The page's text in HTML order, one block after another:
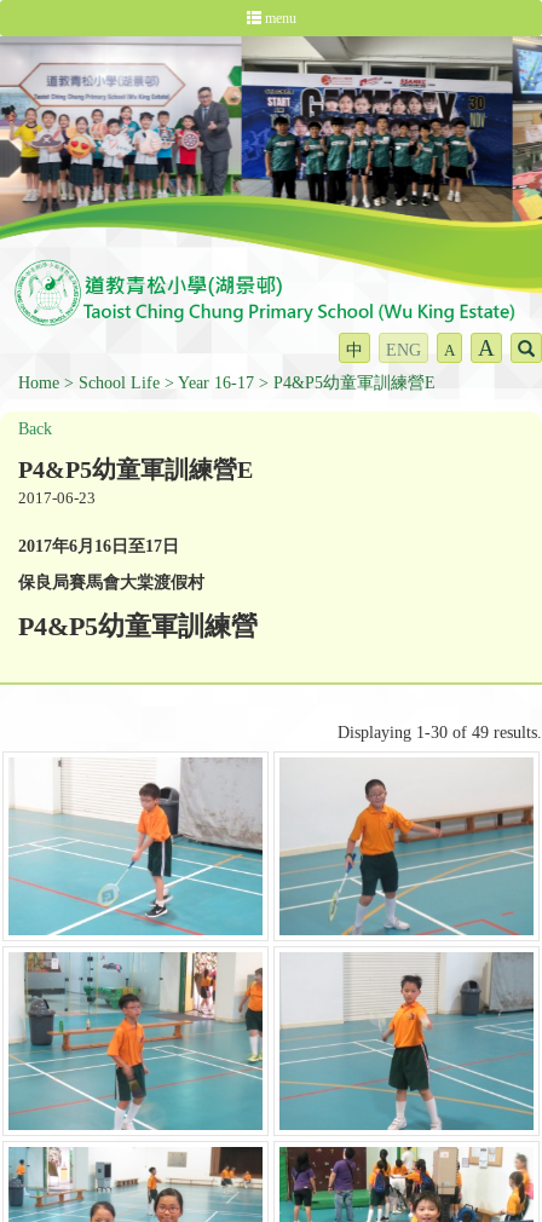
menu
中 ENG A A
Home School Life Year 16-17 P4&P5幼童軍訓練營E
Back
P4&P5幼童軍訓練營E
2017-06-23
2017年6月 16 日至17 日
保良局賽馬會大棠渡假村
P4&P5幼童軍訓練營
Displaying 1-30 of 49 results.